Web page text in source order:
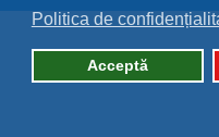
Politica de
Acceptă